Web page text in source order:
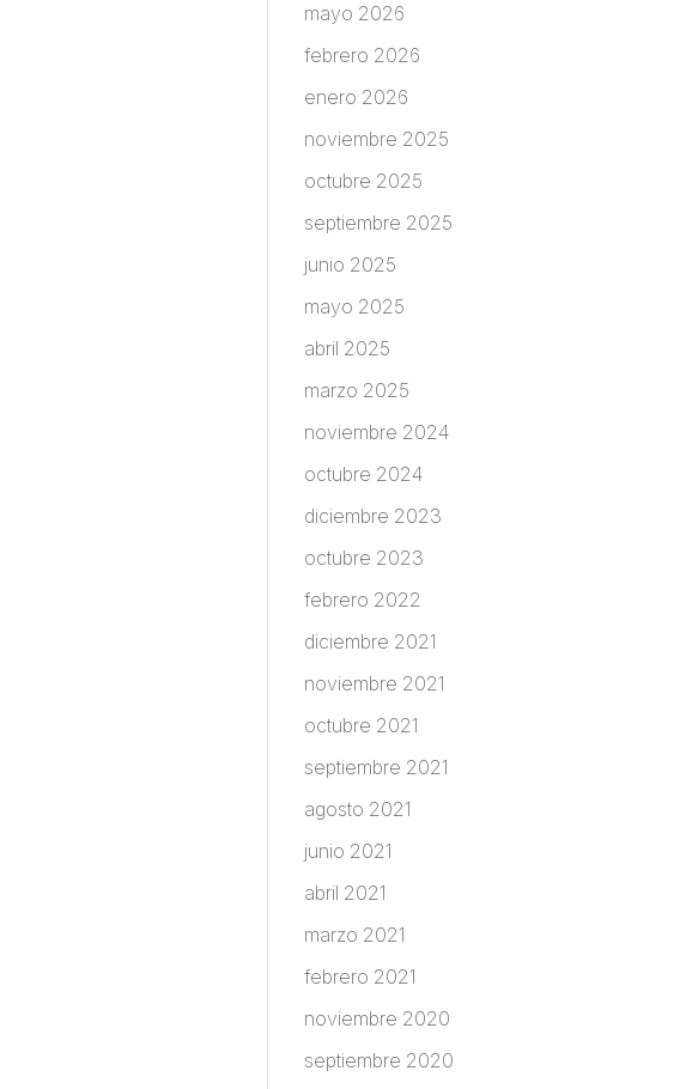
mayo 2026
febrero 2026
enero 2026
noviembre 2025
octubre 2025
septiembre 2025
junio 2025
mayo 2025
abril 2025
marzo 2025
noviembre 2024
octubre 2024
diciembre 2023
octubre 2023
febrero 2022
diciembre 2021
noviembre 2021
octubre 2021
septiembre 2021
agosto 2021
junio 2021
abril 2021
marzo 2021
febrero 2021
noviembre 2020
septiembre 2020